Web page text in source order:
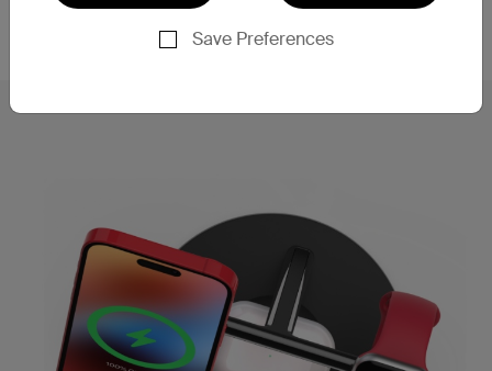
Save Preferences
15W，您可以在早上準備時或在會議間隙獲得電力提